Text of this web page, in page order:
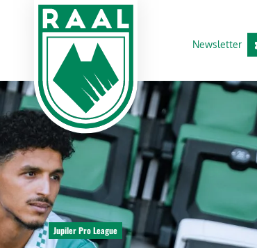
Newsletter
Jupiler Pro League